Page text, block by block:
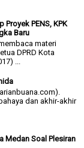
Proyek PENS, KPK
Baru
materi
DPRD Kota
...
dan akhir-akhir
Medan Soal Plesiran